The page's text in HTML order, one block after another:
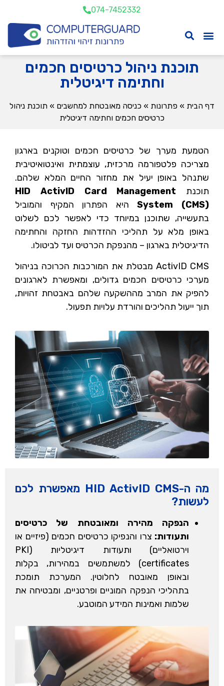
074-7452332
תוכנת ניהול כרטיסים חכמים
וחתימה דיגיטלית
דף הבית » פתרונות » כניסה מאובטחת למחשבים » תוכנת ניהול
כרטיסים חכמים וחתימה דיגיטלית
הטמעת מערך של כרטיסים חכמים וטוקנים בארגון
מצריכה פלטפורמה מרכזית, עוצמתית ואינטואיטיבית
שתנהל באופן יעיל את מחזור החיים המלא שלהם.
תוכנת HID ActivID Card Management
System (CMS)היא הפתרון המקיף והמוביל
בתעשייה, שתוכנן במיוחד כדי לאפשר לכם לשלוט
באופן מלא על תהליכי ההזדהות החזקה והחתימה
הדיגיטלית בארגון – מהנפקת הכרטיס ועד לביטולו.
ActivID CMS מבטלת את המורכבות הכרוכה בניהול
מערכי כרטיסים חכמים גדולים, ומאפשרת לארגונים
להפיק את המרב מההשקעה שלהם באבטחת זהויות,
תוך ייעול תהליכים והורדת עלויות תפעול.
מה ה-HID ActivID CMS מאפשרת לכם
לעשות?
הנפקה מהירה ומאובטחת של כרטיסים
ותעודות: צרו והנפיקו כרטיסים חכמים (פיזיים או
וירטואליים) ותעודות דיגיטליות (PKI
certificates) למשתמשים במהירות, בקלות
ובאופן מאובטח לחלוטין. המערכת תומכת
בתהליכי הנפקה המוניים ופרטניים, ומבטיחה את
שלמות ואמינות המידע המוטבע.